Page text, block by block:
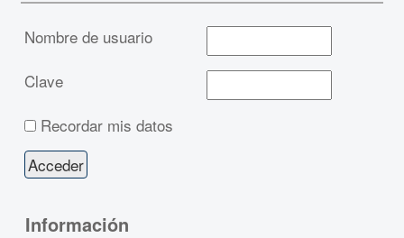
Nombre de usuario
Clave
Recordar mis datos
Información